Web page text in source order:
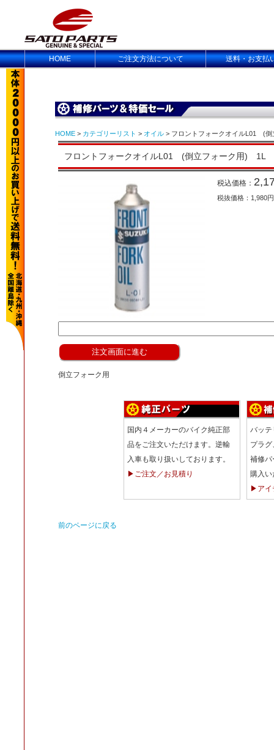
HOME ご注文方法について 送料・お支払
HOME > カテゴリーリスト > オイル > フロントフォークオイルL01 (
フロントフォークオイルL01 (倒立フォーク用) 1L
税込価格：
税抜価格：1,980円
倒立フォーク用
国内４メーカーのバイク純正部
品をご注文いただけます。逆輸
入車も取り扱いしております。
▶ご注文／お見積り
バッテ
プラ
補修パ
購入い
▶アイ
前のページに戻る